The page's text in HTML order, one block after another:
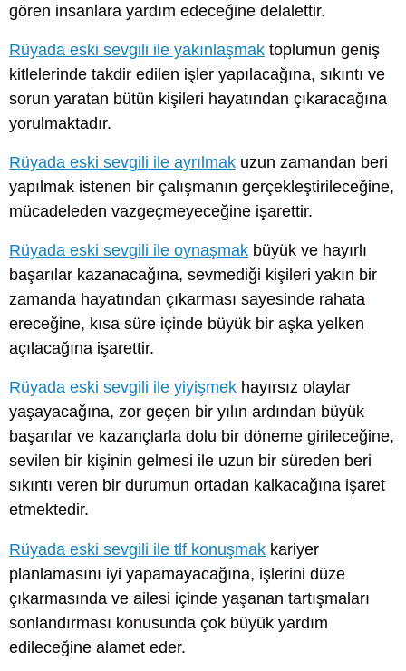
gören insanlara yardım edeceğine delalettir.
Rüyada eski sevgili ile yakınlaşmak toplumun geniş
kitlelerinde takdir edilen işler yapılacağına, sıkıntı ve
sorun yaratan bütün kişileri hayatından çıkaracağına
yorulmaktadır.
Rüyada eski sevgili ile ayrılmak uzun zamandan beri
yapılmak istenen bir çalışmanın gerçekleştirileceğine,
mücadeleden vazgeçmeyeceğine işarettir.
Rüyada eski sevgili ile oynaşmak büyük ve hayırlı
başarılar kazanacağına, sevmediği kişileri yakın bir
zamanda hayatından çıkarması sayesinde rahata
ereceğine, kısa süre içinde büyük bir aşka yelken
açılacağına işarettir.
Rüyada eski sevgili ile yiyişmek hayırsız olaylar
yaşayacağına, zor geçen bir yılın ardından büyük
başarılar ve kazançlarla dolu bir döneme girileceğine,
sevilen bir kişinin gelmesi ile uzun bir süreden beri
sıkıntı veren bir durumun ortadan kalkacağına işaret
etmektedir.
Rüyada eski sevgili ile tlf konuşmak kariyer
planlamasını iyi yapamayacağına, işlerini düze
çıkarmasında ve ailesi içinde yaşanan tartışmaları
sonlandırması konusunda çok büyük yardım
edileceğine alamet eder.